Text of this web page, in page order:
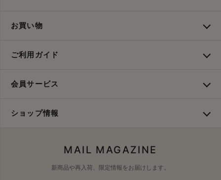
お買い物
ご利用ガイド
会員サービス
ショップ情報
MAIL MAGAZINE
新商品や再入荷、限定情報をお届けします。